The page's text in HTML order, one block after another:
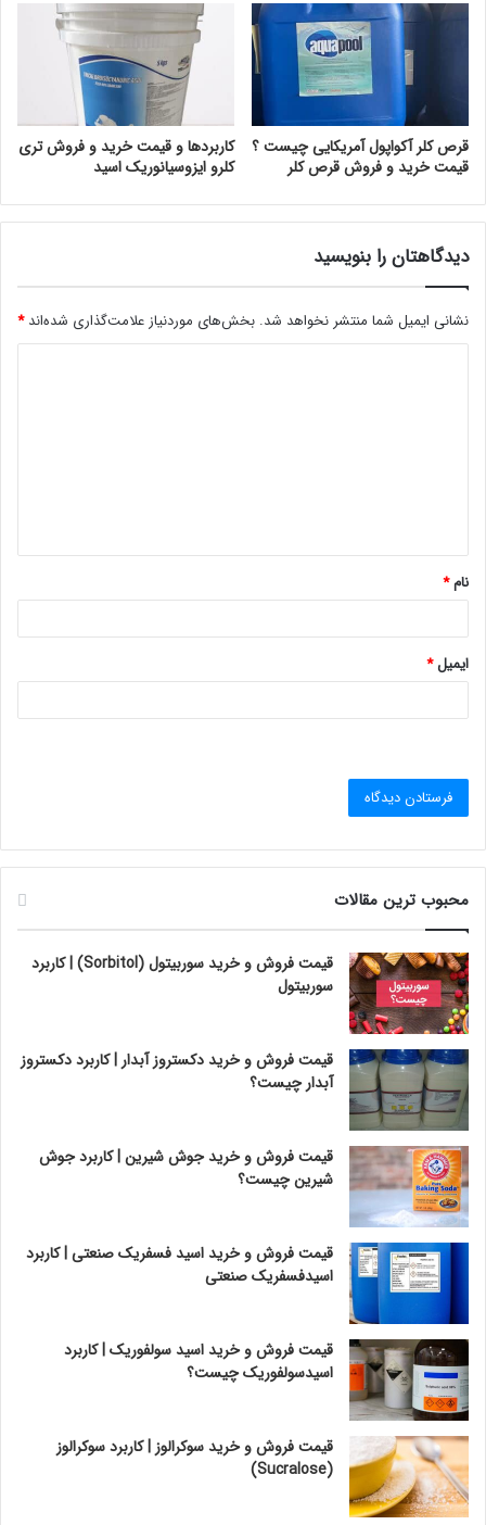
قرص کلر آکواپول آمریکایی چیست ؟
قیمت خرید و فروش قرص کلر
کاربردها و قیمت خرید و فروش تری
کلرو ایزوسیانوریک اسید
دیدگاهتان را بنویسید
نشانی ایمیل شما منتشر نخواهد شد. بخش‌های موردنیاز علامت‌گذاری شده‌اند*
*
نام*
ایمیل*
محبوب ترین مقالات
قیمت فروش و خرید سوربیتول (Sorbitol) | کاربرد
سوربیتول
قیمت فروش و خرید دکستروز آبدار | کاربرد دکستروز
آبدار چیست؟
قیمت فروش و خرید جوش شیرین | کاربرد جوش
شیرین چیست؟
قیمت فروش و خرید اسید فسفریک صنعتی | کاربرد
اسیدفسفریک صنعتی
قیمت فروش و خرید اسید سولفوریک | کاربرد
اسیدسولفوریک چیست؟
قیمت فروش و خرید سوکرالوز | کاربرد سوکرالوز
(Sucralose)